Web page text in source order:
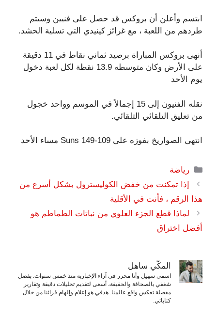
ابتسم وأعلن أن بروكس قد حصل على فنيين وسيتم
طردهم من اللعبة ، مع غرائز كينيدي التي تسلية الحشد.
أنهى بروكس المباراة برصيد ثماني نقاط في 11 دقيقة
على الأرض وكان متوسطه 13.9 نقطة لكل لعبة دخول
يوم الأحد
نقله الفنيون إلى 15 إجمالاً في الموسم وواحد خجول
من تعليق التلقائي التلقائي.
انتهى الصواريخ بفوزه على Suns 149-109 مساء الأحد
التصنيفات
رياضة
إذا تمكنت من خفض الكوليسترول بشكل أسرع من
هذا الرقم ، فأنت في الأقلية
لماذا قطع الجزء العلوي من نباتات الطماطم هو
أفضل اختراق
المكّي ساهل
اسمي سهيل وأنا محرر في آراء الإخبارية منذ خمس سنوات. بفضل
شغفي بالصحافة والحقيقة، أسعى لتقديم تحليلات دقيقة وتقارير
مفصلة تعكس واقع عالمنا. هدفي هو إعلام وإلهام قرائنا من خلال
كتاباتي.